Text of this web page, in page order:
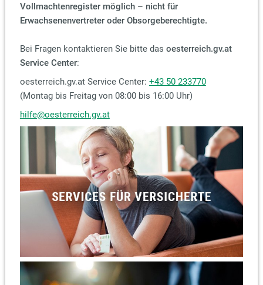
Vollmachtenregister möglich – nicht für
Erwachsenenvertreter oder Obsorgeberechtigte.
Bei Fragen kontaktieren Sie bitte das oesterreich.gv.at
Service Center:
oesterreich.gv.at Service Center: +43 50 233770
(Montag bis Freitag von 08:00 bis 16:00 Uhr)
hilfe@oesterreich.gv.at